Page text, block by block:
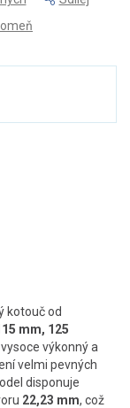
kotouč od
mm, 125
výkonný a
velmi pevných
disponuje
22,23 mm, což